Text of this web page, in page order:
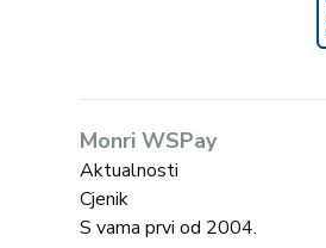
Monri WSPay
Aktualnosti
Cjenik
S vama prvi od 2004.